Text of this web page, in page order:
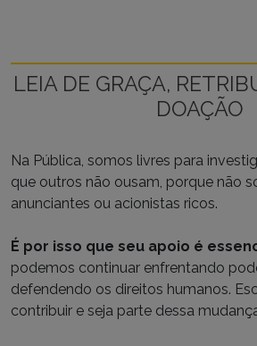
LEIA DE GRAÇA,
DOAÇÃO
Na Pública, somos livres para
que outros não ousam, porque não
anunciantes ou acionistas ricos.
É por isso que seu apoio é
podemos continuar enfrentando
defendendo os direitos humanos.
contribuir e seja parte dessa